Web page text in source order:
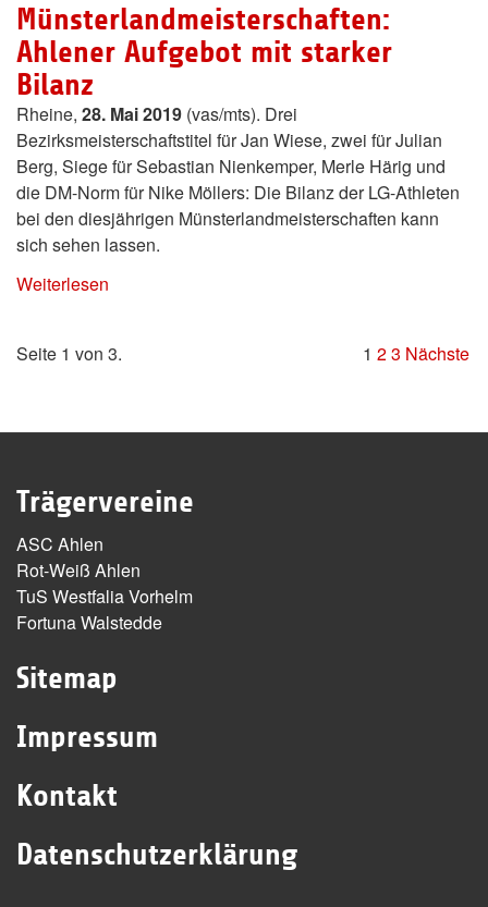
Münsterlandmeisterschaften:
Ahlener Aufgebot mit starker
Bilanz
Rheine, 28. Mai 2019 (vas/mts). Drei
Bezirksmeisterschaftstitel für Jan Wiese, zwei für Julian
Berg, Siege für Sebastian Nienkemper, Merle Härig und
die DM-Norm für Nike Möllers: Die Bilanz der LG-Athleten
bei den diesjährigen Münsterlandmeisterschaften kann
sich sehen lassen.
Weiterlesen
Seite 1 von 3. 1 23 Nächste
Trägervereine
ASC Ahlen
Rot-Weiß Ahlen
TuS Westfalia Vorhelm
Fortuna Walstedde
Sitemap
Impressum
Kontakt
Datenschutzerklärung